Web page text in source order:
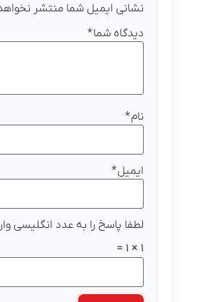
نشانی ایمیل شما منتشر
دیدگاه شما*
نام*
ایمیل*
لطفا پاسخ را به عدد انگلیسی
1 × 1 =